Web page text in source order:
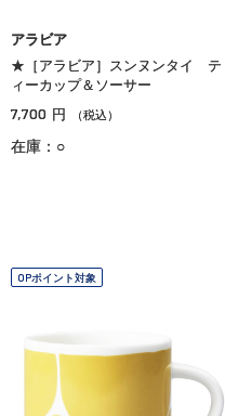
アラビア
★［アラビア］スンヌンタイ テ
ィーカップ＆ソーサー
7,700 円 （税込）
在庫：○
OPポイント対象